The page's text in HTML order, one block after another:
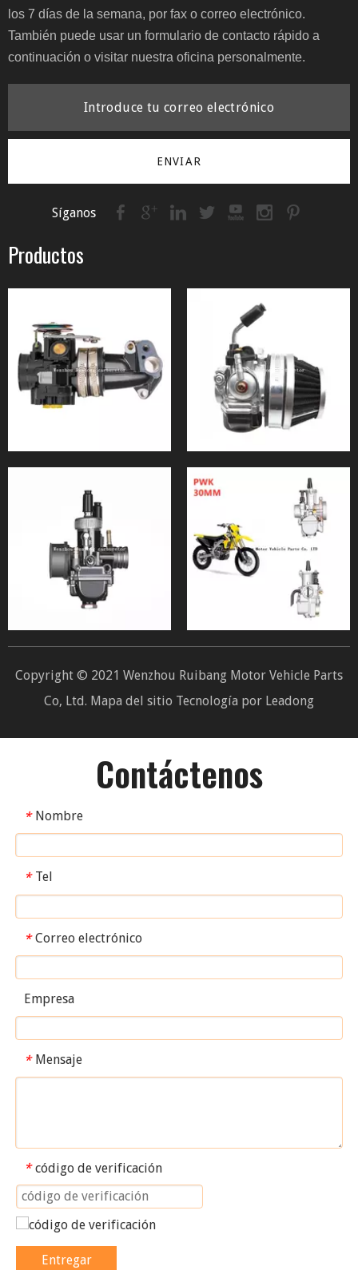
los 7 días de la semana, por fax o correo electrónico.
También puede usar un formulario de contacto rápido a
continuación o visitar nuestra oficina personalmente.
ENVIAR
Síganos
Productos
Copyright © 2021 Wenzhou Ruibang Motor Vehicle Parts
Co, Ltd. Mapa del sitio Tecnología por Leadong
Contáctenos
* Nombre
* Tel
* Correo electrónico
Empresa
* Mensaje
* código de verificación
Entregar